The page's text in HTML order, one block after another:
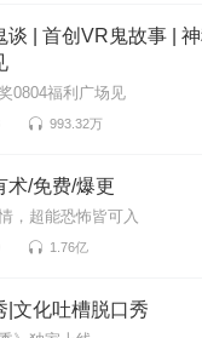
谈 | 首创VR鬼故事 |
0804福利广场见
993.32万
术/免费/爆更
，超能恐怖皆可入
1.76亿
|文化吐槽脱口秀